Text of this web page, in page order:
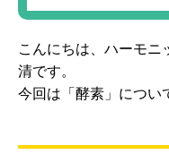
こんにちは、ハーモニ
清です。
今回は「酵素」につい